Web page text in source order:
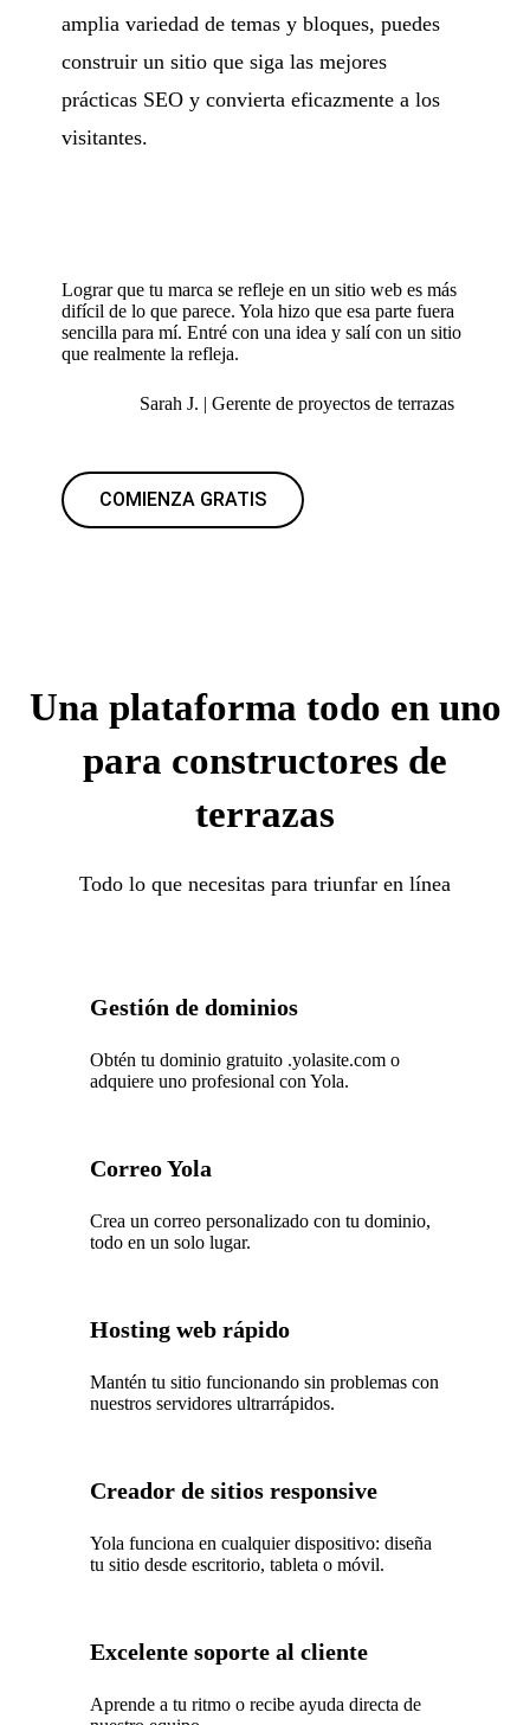
amplia variedad de temas y bloques, puedes
construir un sitio que siga las mejores
prácticas SEO y convierta eficazmente a los
visitantes.
Lograr que tu marca se refleje en un sitio web es más
difícil de lo que parece. Yola hizo que esa parte fuera
sencilla para mí. Entré con una idea y salí con un sitio
que realmente la refleja.
Sarah J. | Gerente de proyectos de terrazas
COMIENZA GRATIS
Una plataforma todo en uno
para constructores de
terrazas
Todo lo que necesitas para triunfar en línea
Gestión de dominios
Obtén tu dominio gratuito .yolasite.com o
adquiere uno profesional con Yola.
Correo Yola
Crea un correo personalizado con tu dominio,
todo en un solo lugar.
Hosting web rápido
Mantén tu sitio funcionando sin problemas con
nuestros servidores ultrarrápidos.
Creador de sitios responsive
Yola funciona en cualquier dispositivo: diseña
tu sitio desde escritorio, tableta o móvil.
Excelente soporte al cliente
Aprende a tu ritmo o recibe ayuda directa de